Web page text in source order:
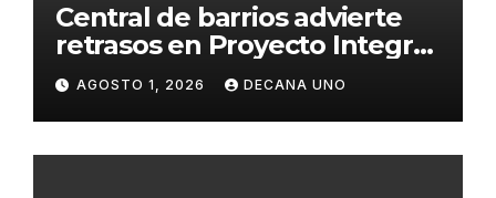
Central de barrios advierte
retrasos en Proyecto Integral
de Agua y Alcantarillado para
Juliaca
AGOSTO 1, 2026 DECANA UNO